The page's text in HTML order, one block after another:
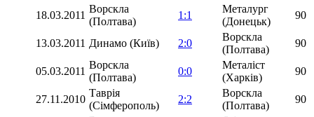
18.03.2011
Ворскла
(Полтава)
1:1
Металург
(Донецьк)
90
13.03.2011 Динамо (Київ) 2:0
Ворскла
(Полтава)
90
05.03.2011
Ворскла
(Полтава)
0:0
Металіст
(Харків)
90
27.11.2010
Таврія
(Сімферополь)
2:2
Ворскла
(Полтава)
90